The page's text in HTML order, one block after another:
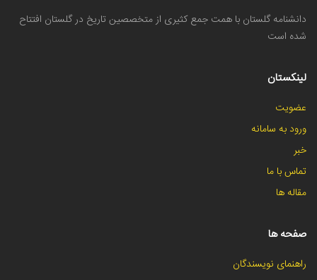
دانشنامه گلستان با همت جمع کثیری از متخصصین تاریخ در گلستان افتتاح
شده است
لینکستان
عضویت
ورود به سامانه
خبر
تماس با ما
مقاله ها
صفحه ها
راهنمای نویسندگان